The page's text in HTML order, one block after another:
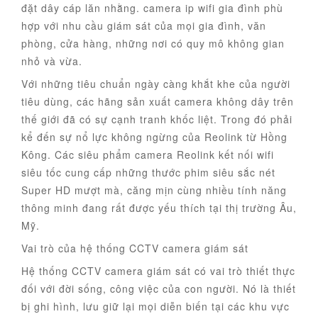
đặt dây cáp lăn nhằng. camera ip wifi gia đình phù
hợp với nhu cầu giám sát của mọi gia đình, văn
phòng, cửa hàng, những nơi có quy mô không gian
nhỏ và vừa.
Với những tiêu chuẩn ngày càng khắt khe của người
tiêu dùng, các hãng sản xuất camera không dây trên
thế giới đã có sự cạnh tranh khốc liệt. Trong đó phải
kể đến sự nổ lực không ngừng của Reolink từ Hồng
Kông. Các siêu phẩm camera Reolink kết nối wifi
siêu tốc cung cấp những thước phim siêu sắc nét
Super HD mượt mà, căng mịn cùng nhiều tính năng
thông minh đang rất được yếu thích tại thị trường Âu,
Mỹ.
Vai trò của hệ thống CCTV camera giám sát
Hệ thống CCTV camera giám sát có vai trò thiết thực
đối với đời sống, công việc của con người. Nó là thiết
bị ghi hình, lưu giữ lại mọi diễn biến tại các khu vực